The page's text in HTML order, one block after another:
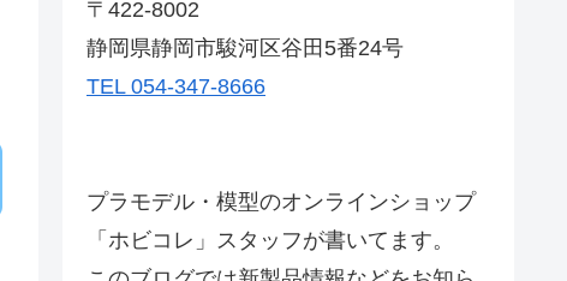
〒422-8002
静岡県静岡市駿河区谷田5番24号
TEL 054-347-8666
プラモデル・模型のオンラインショップ
「ホビコレ」スタッフが書いてます。